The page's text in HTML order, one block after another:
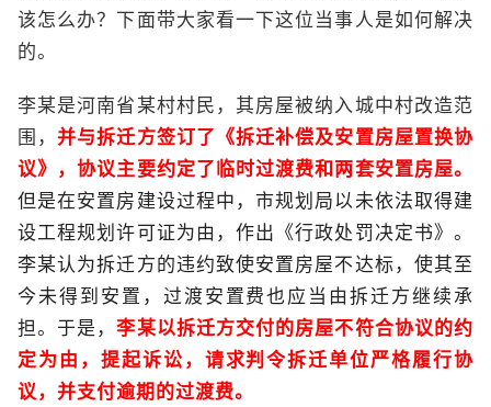
该怎么办？下面带大家看一下这位当事人是如何解决
的。
李某是河南省某村村民，其房屋被纳入城中村改造范
围，并与拆迁方签订了《拆迁补偿及安置房屋置换协
议》，协议主要约定了临时过渡费和两套安置房屋。
但是在安置房建设过程中，市规划局以未依法取得建
设工程规划许可证为由，作出《行政处罚决定书》。
李某认为拆迁方的违约致使安置房屋不达标，使其至
今未得到安置，过渡安置费也应当由拆迁方继续承
担。于是，李某以拆迁方交付的房屋不符合协议的约
定为由，提起诉讼，请求判令拆迁单位严格履行协
议，并支付逾期的过渡费。